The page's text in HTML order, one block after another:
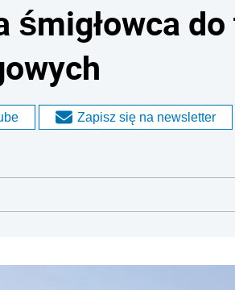
śmigłowca
Zapisz się na newsletter